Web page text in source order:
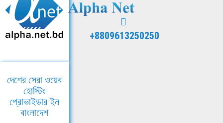
+8809613250250
দেশের সেরা ওয়েব
হোস্টিং
প্রোভাইডার ইন
বাংলাদেশ